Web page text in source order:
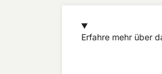
Erfahre mehr über